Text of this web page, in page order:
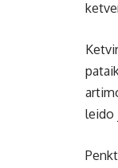
leido